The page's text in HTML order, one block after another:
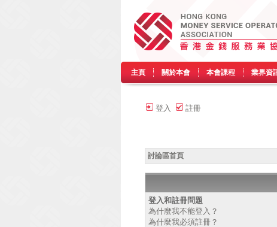
主頁 關於本會 本會課程 業界資
登入 註冊
討論區首頁
登入和註冊問題
為什麼我不能登入？
為什麼我必須註冊？